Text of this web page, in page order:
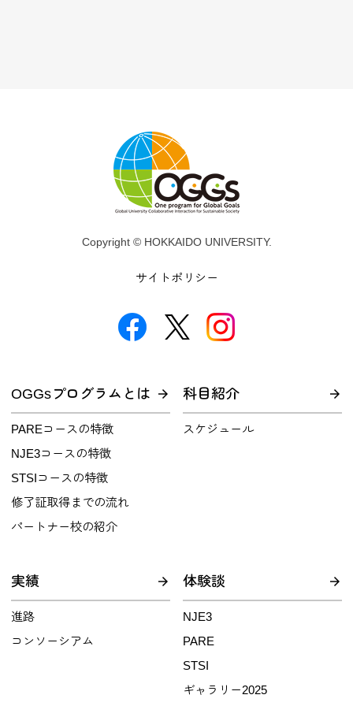
Copyright © HOKKAIDO UNIVERSITY.
サイトポリシー
OGGsプログラムとは
PAREコースの特徴
NJE3コースの特徴
STSIコースの特徴
修了証取得までの流れ
パートナー校の紹介
科目紹介
スケジュール
実績
進路
コンソーシアム
体験談
NJE3
PARE
STSI
ギャラリー2025